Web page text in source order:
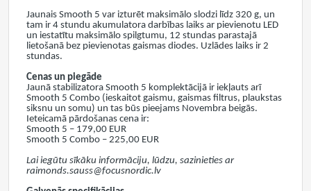
Jaunais Smooth 5 var izturēt maksimālo slodzi līdz 320 g, un
tam ir 4 stundu akumulatora darbības laiks ar pievienotu LED
un iestatītu maksimālo spilgtumu, 12 stundas parastajā
lietošanā bez pievienotas gaismas diodes. Uzlādes laiks ir 2
stundas.
Cenas un piegāde
Jaunā stabilizatora Smooth 5 komplektācijā ir iekļauts arī
Smooth 5 Combo (ieskaitot gaismu, gaismas filtrus, plaukstas
siksnu un somu) un tas būs pieejams Novembra beigās.
Ieteicamā pārdošanas cena ir:
Smooth 5 – 179,00 EUR
Smooth 5 Combo – 225,00 EUR
Lai iegūtu sīkāku informāciju, lūdzu, sazinieties ar
raimonds.sauss@focusnordic.lv